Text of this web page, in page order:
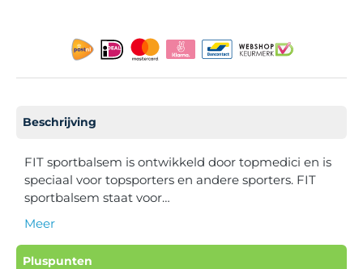
Beschrijving
FIT sportbalsem is ontwikkeld door topmedici en is
speciaal voor topsporters en andere sporters. FIT
sportbalsem staat voor…
Meer
Pluspunten